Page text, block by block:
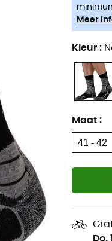
Meer
Kleur :
Maat :
Do.